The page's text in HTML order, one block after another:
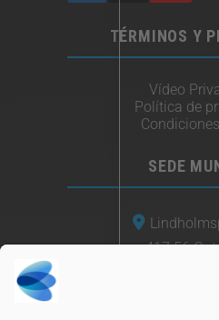
TÉRMINOS Y
Vídeo
Política de
SEDE
417 56